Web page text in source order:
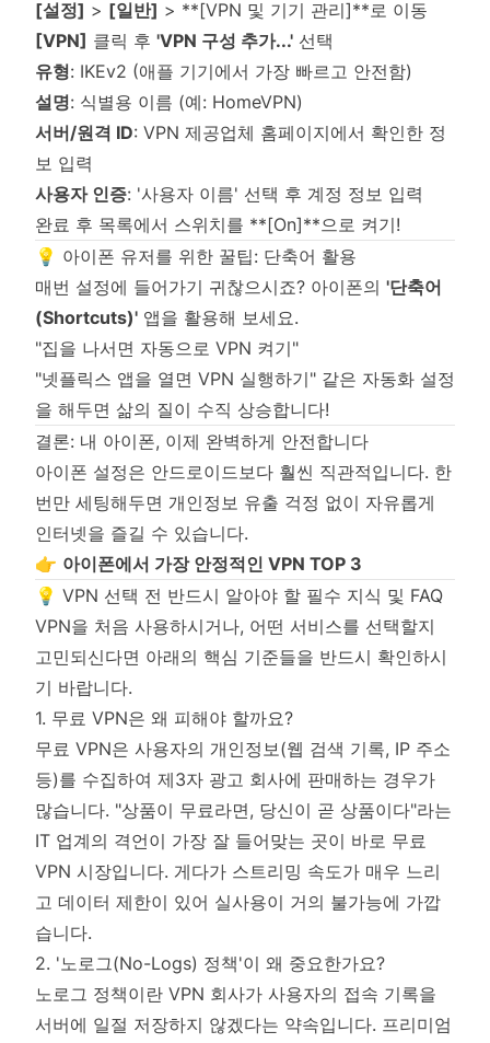
[설정] > [일반] > **[VPN 및 기기 관리]**로 이동
[VPN] 클릭 후 'VPN 구성 추가...' 선택
유형: IKEv2 (애플 기기에서 가장 빠르고 안전함)
설명: 식별용 이름 (예: HomeVPN)
서버/원격 ID: VPN 제공업체 홈페이지에서 확인한 정
보 입력
사용자 인증: '사용자 이름' 선택 후 계정 정보 입력
완료 후 목록에서 스위치를 **[On]**으로 켜기!
💡 아이폰 유저를 위한 꿀팁: 단축어 활용
매번 설정에 들어가기 귀찮으시죠? 아이폰의 '단축어
(Shortcuts)' 앱을 활용해 보세요.
"집을 나서면 자동으로 VPN 켜기"
"넷플릭스 앱을 열면 VPN 실행하기" 같은 자동화 설정
을 해두면 삶의 질이 수직 상승합니다!
결론: 내 아이폰, 이제 완벽하게 안전합니다
아이폰 설정은 안드로이드보다 훨씬 직관적입니다. 한
번만 세팅해두면 개인정보 유출 걱정 없이 자유롭게
인터넷을 즐길 수 있습니다.
👉 아이폰에서 가장 안정적인 VPN TOP 3
💡 VPN 선택 전 반드시 알아야 할 필수 지식 및 FAQ
VPN을 처음 사용하시거나, 어떤 서비스를 선택할지
고민되신다면 아래의 핵심 기준들을 반드시 확인하시
기 바랍니다.
1. 무료 VPN은 왜 피해야 할까요?
무료 VPN은 사용자의 개인정보(웹 검색 기록, IP 주소
등)를 수집하여 제3자 광고 회사에 판매하는 경우가
많습니다. "상품이 무료라면, 당신이 곧 상품이다"라는
IT 업계의 격언이 가장 잘 들어맞는 곳이 바로 무료
VPN 시장입니다. 게다가 스트리밍 속도가 매우 느리
고 데이터 제한이 있어 실사용이 거의 불가능에 가깝
습니다.
2. '노로그(No-Logs) 정책'이 왜 중요한가요?
노로그 정책이란 VPN 회사가 사용자의 접속 기록을
서버에 일절 저장하지 않겠다는 약속입니다. 프리미엄